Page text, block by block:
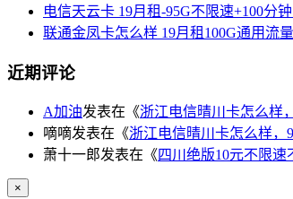
电信天云卡 19月租-95G不限速+100分
联通金凤卡怎么样 19月租100G通用流
近期评论
A加油发表在《浙江电信晴川卡怎么样
嘀嘀发表在《浙江电信晴川卡怎么样，
萧十一郎发表在《四川绝版10元不限
×